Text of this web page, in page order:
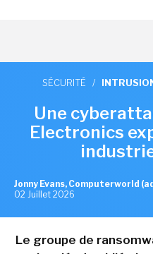
SÉCURITÉ /
Une
Electronics
Jonny Evans, Computerworld
02 Juillet 2026
Le groupe de